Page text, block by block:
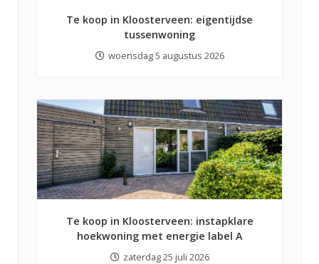
Te koop in Kloosterveen: eigentijdse
tussenwoning
woensdag 5 augustus 2026
Te koop in Kloosterveen: instapklare
hoekwoning met energie label A
zaterdag 25 juli 2026